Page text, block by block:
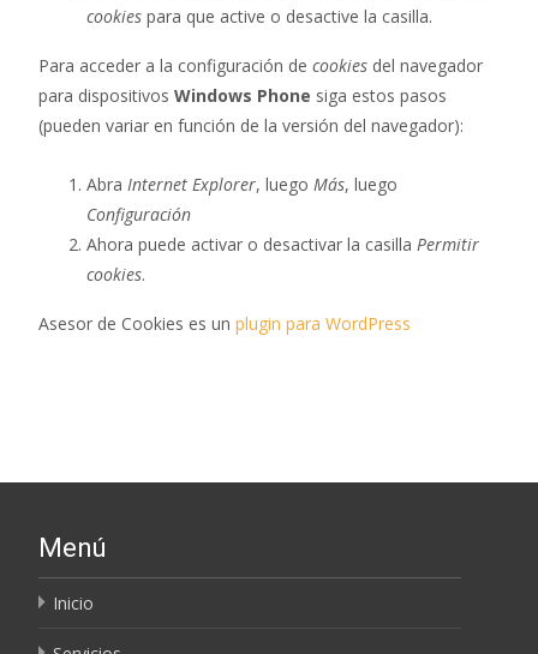
cookies para que active o desactive la casilla.
Para acceder a la configuración de cookies del navegador
para dispositivos Windows Phone siga estos pasos
(pueden variar en función de la versión del navegador):
Abra Internet Explorer, luego Más, luego
Configuración
Ahora puede activar o desactivar la casilla Permitir
cookies.
Asesor de Cookies es un plugin para WordPress
Menú
Inicio